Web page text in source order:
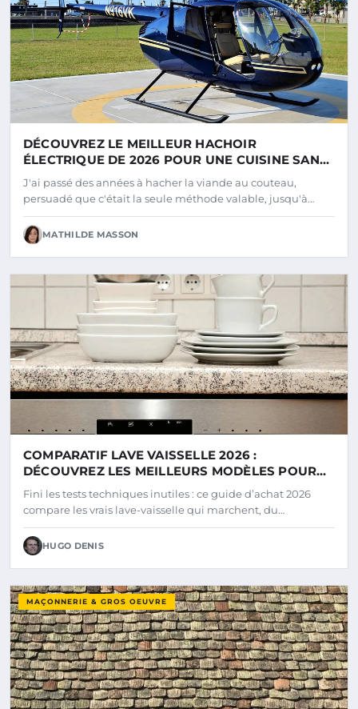
DÉCOUVREZ LE MEILLEUR HACHOIR
ÉLECTRIQUE DE 2026 POUR UNE CUISINE SANS
EFFORT
J'ai passé des années à hacher la viande au couteau,
persuadé que c'était la seule méthode valable, jusqu'à…
MATHILDE MASSON
COMPARATIF LAVE VAISSELLE 2026 :
DÉCOUVREZ LES MEILLEURS MODÈLES POUR
VOTRE CUISINE
Fini les tests techniques inutiles : ce guide d’achat 2026
compare les vrais lave-vaisselle qui marchent, du…
HUGO DENIS
MAÇONNERIE & GROS OEUVRE